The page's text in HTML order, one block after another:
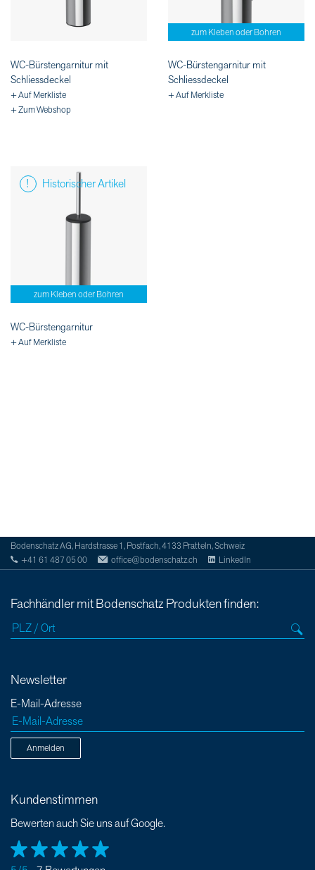
WC-Bürstengarnitur mit
Schliessdeckel
+ Auf Merkliste
+ Zum Webshop
zum Kleben oder Bohren
WC-Bürstengarnitur mit
Schliessdeckel
+ Auf Merkliste
zum Kleben oder Bohren
Historischer Artikel
WC-Bürstengarnitur
+ Auf Merkliste
Bodenschatz AG, Hardstrasse 1, Postfach, 4133 Pratteln, Schweiz
+41 61 487 05 00
office@bodenschatz.ch LinkedIn
Fachhändler mit Bodenschatz Produkten finden:
Newsletter
E-Mail-Adresse
Anmelden
Kundenstimmen
Bewerten auch Sie uns auf Google.